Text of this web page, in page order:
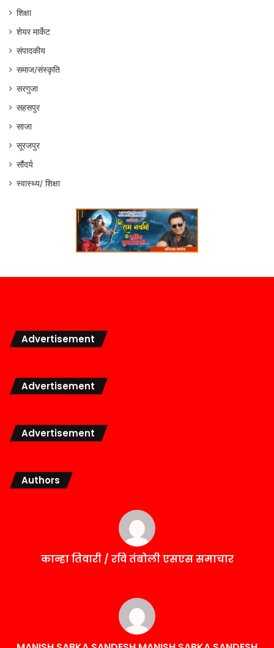
शिक्षा
शेयर मार्केट
संपादकीय
समाज/संस्कृति
सरगुजा
सहसपुर
साजा
सूरजपुर
सौंदर्य
स्वास्थ्य/ शिक्षा
Advertisement
Advertisement
Advertisement
Authors
कान्हा तिवारी / रवि तंबोली एसएस समाचार